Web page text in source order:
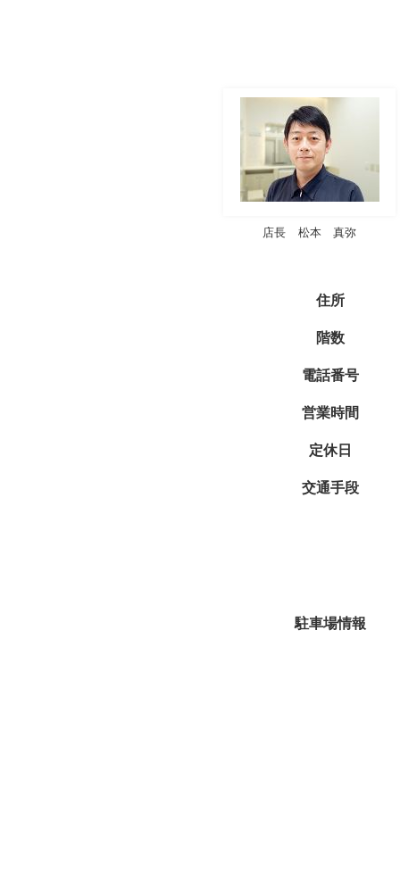
店長 松本 真弥
住所
階数
電話番号
営業時間
定休日
交通手段
駐車場情報